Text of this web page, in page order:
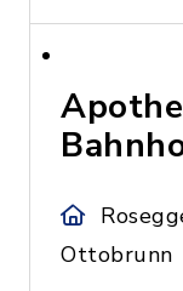
Ottobrunn